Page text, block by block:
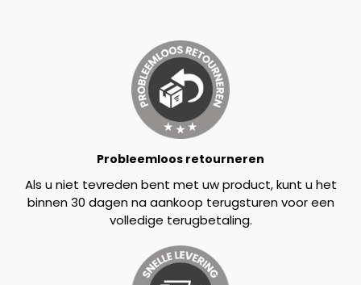
Probleemloos retourneren
Als u niet tevreden bent met uw product, kunt u het
binnen 30 dagen na aankoop terugsturen voor een
volledige terugbetaling.